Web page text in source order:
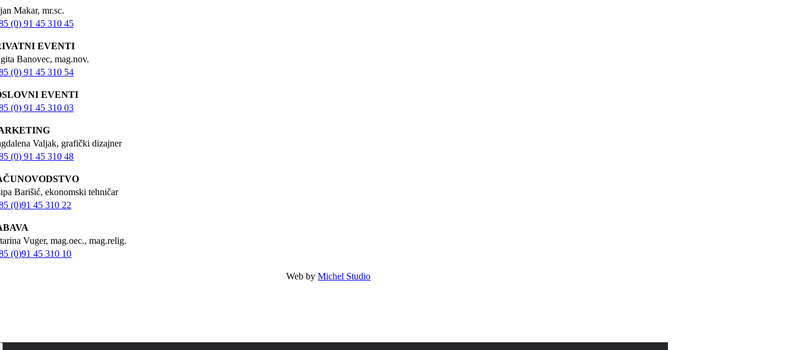
Makar, mr.sc.
(0) 91 45 310 45
EVENTI
Banovec, mag.nov.
(0) 91 45 310 54
EVENTI
(0) 91 45 310 03
Valjak, grafički dizajner
(0) 91 45 310 48
Barišić, ekonomski tehničar
(0)91 45 310 22
Vuger, mag.oec., mag.relig.
(0)91 45 310 10
Web byMichel Studio